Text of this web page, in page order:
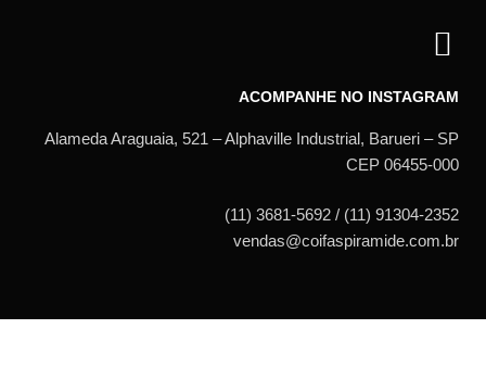
ACOMPANHE NO INSTAGRAM
Alameda Araguaia, 521 – Alphaville Industrial, Barueri – SP
CEP 06455-000
(11) 3681-5692 / (11) 91304-2352
vendas@coifaspiramide.com.br